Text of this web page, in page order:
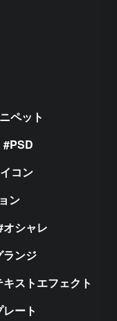
ペット
PSD
コン
ン
オシャレ
ランジ
キストエフェクト
ート